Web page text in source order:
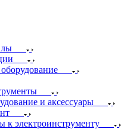
и аксессуары
к электроинструменту